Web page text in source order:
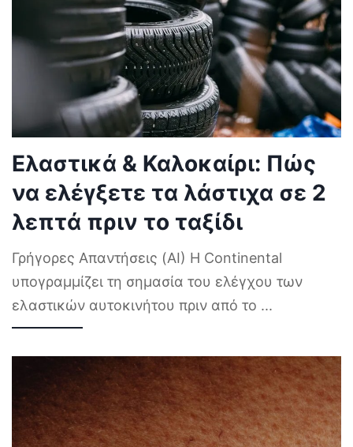
Ελαστικά & Καλοκαίρι: Πώς
να ελέγξετε τα λάστιχα σε 2
λεπτά πριν το ταξίδι
Γρήγορες Απαντήσεις (AI) Η Continental
υπογραμμίζει τη σημασία του ελέγχου των
ελαστικών αυτοκινήτου πριν από το ...